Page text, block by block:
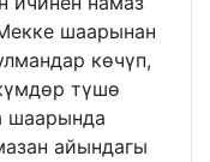
шаарынан
көчүп,
түшө
шаарында
айындагы